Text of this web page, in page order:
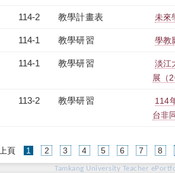
114-2 教學計畫表 未來
114-1 教學研習 學教
114-1 教學研習
淡江
展（
113-2 教學研習
114
台非
上頁 1 (current)
2 3 4 5 6 7 8
Tamkang University Teacher